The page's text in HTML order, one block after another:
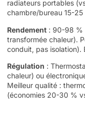
radiateurs portables
chambre/bureau 15-25
Rendement : 90-98 %
transformée chaleur).
conduit, pas isolation).
Régulation :
chaleur) ou
Meilleur qualité :
(économies 20-30 %